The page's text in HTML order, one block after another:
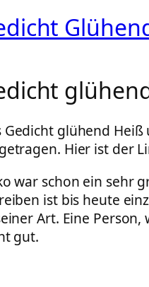
Gedicht glühend
Hier ist der
war schon ein sehr
ist bis heute
Art. Eine
gut.